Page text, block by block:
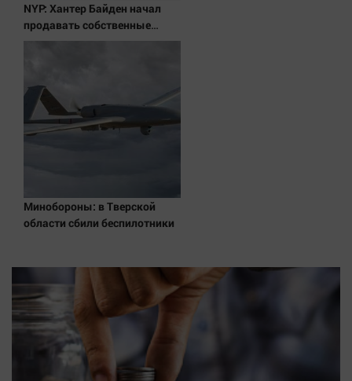
Последняя инстанция
Тенденции
Точка на карте
NYP: Хантер Байден начал
продавать собственные
картины из-за долгов
Минобороны: в Тверской
области сбили беспилотники